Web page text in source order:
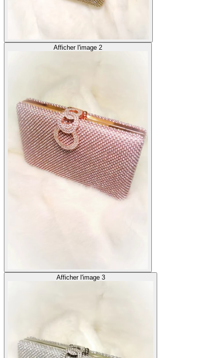
Afficher l'image 2
Afficher l'image 3